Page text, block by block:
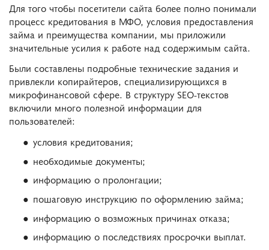
Для того чтобы посетители сайта более полно понимали
процесс кредитования в МФО, условия предоставления
займа и преимущества компании, мы приложили
значительные усилия к работе над содержимым сайта.
Были составлены подробные технические задания и
привлекли копирайтеров, специализирующихся в
микрофинансовой сфере. В структуру SEO-текстов
включили много полезной информации для
пользователей:
условия кредитования;
необходимые документы;
информацию о пролонгации;
пошаговую инструкцию по оформлению займа;
информацию о возможных причинах отказа;
информацию о последствиях просрочки выплат.